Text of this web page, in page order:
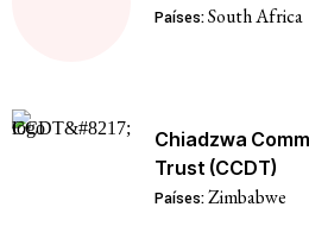
Países:South Africa
Chiadzwa
Trust (CCDT)
Países:Zimbabwe